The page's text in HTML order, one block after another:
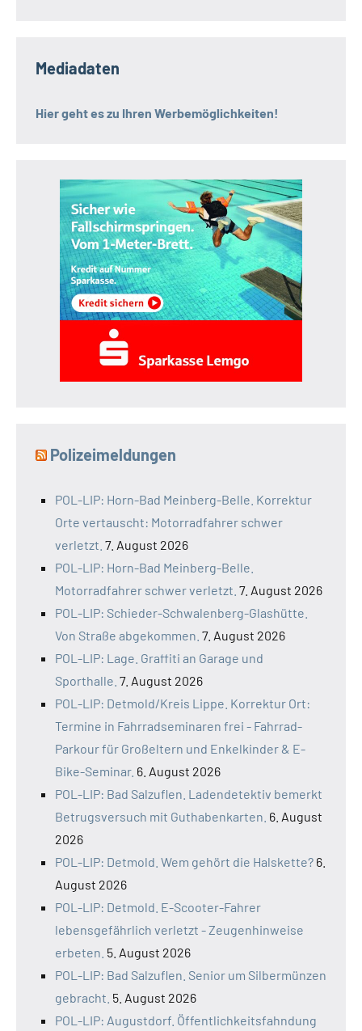
Mediadaten
Hier geht es zu Ihren Werbemöglichkeiten!
Polizeimeldungen
POL-LIP: Horn-Bad Meinberg-Belle. Korrektur
Orte vertauscht: Motorradfahrer schwer
verletzt. 7. August 2026
POL-LIP: Horn-Bad Meinberg-Belle.
Motorradfahrer schwer verletzt. 7. August 2026
POL-LIP: Schieder-Schwalenberg-Glashütte.
Von Straße abgekommen. 7. August 2026
POL-LIP: Lage. Graffiti an Garage und
Sporthalle. 7. August 2026
POL-LIP: Detmold/Kreis Lippe. Korrektur Ort:
Termine in Fahrradseminaren frei - Fahrrad-
Parkour für Großeltern und Enkelkinder & E-
Bike-Seminar. 6. August 2026
POL-LIP: Bad Salzuflen. Ladendetektiv bemerkt
Betrugsversuch mit Guthabenkarten. 6. August
2026
POL-LIP: Detmold. Wem gehört die Halskette? 6.
August 2026
POL-LIP: Detmold. E-Scooter-Fahrer
lebensgefährlich verletzt - Zeugenhinweise
erbeten. 5. August 2026
POL-LIP: Bad Salzuflen. Senior um Silbermünzen
gebracht. 5. August 2026
POL-LIP: Augustdorf. Öffentlichkeitsfahndung